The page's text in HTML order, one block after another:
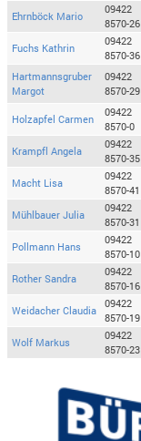
Ehrnböck Mario
09422
8570-26
Fuchs Kathrin
09422
8570-36
Hartmannsgruber
Margot
09422
8570-29
Holzapfel Carmen
09422
8570-0
Krampfl Angela
09422
8570-35
Macht Lisa
09422
8570-41
Mühlbauer Julia
09422
8570-31
Pollmann Hans
09422
8570-10
Rother Sandra
09422
8570-16
Weidacher Claudia
09422
8570-19
Wolf Markus
09422
8570-23